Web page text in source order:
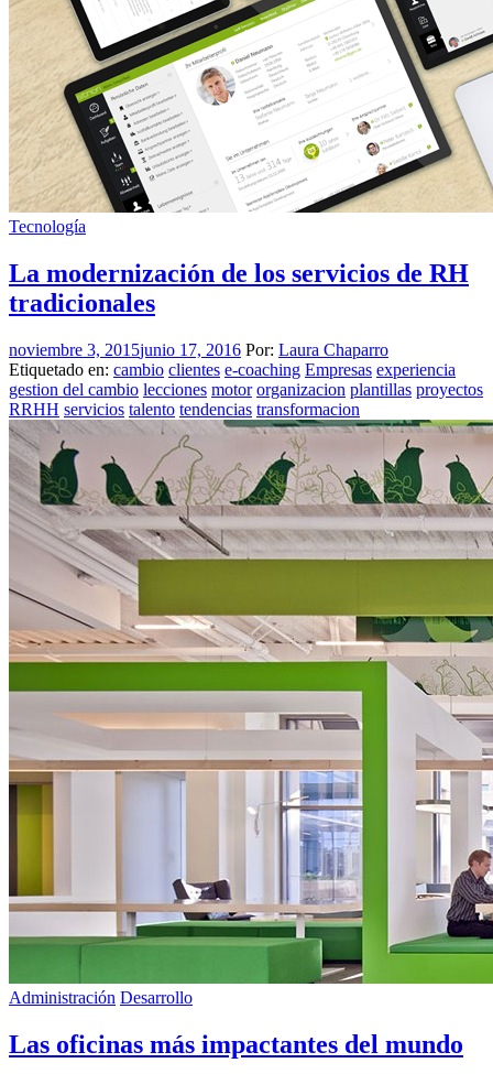
Tecnología
La modernización de los servicios de RH
tradicionales
noviembre 3, 2015junio 17, 2016 Por: Laura Chaparro
Etiquetado en: cambio clientes e-coaching Empresas experiencia
gestion del cambio lecciones motor organizacion plantillas proyectos
RRHH servicios talento tendencias transformacion
Administración Desarrollo
Las oficinas más impactantes del mundo